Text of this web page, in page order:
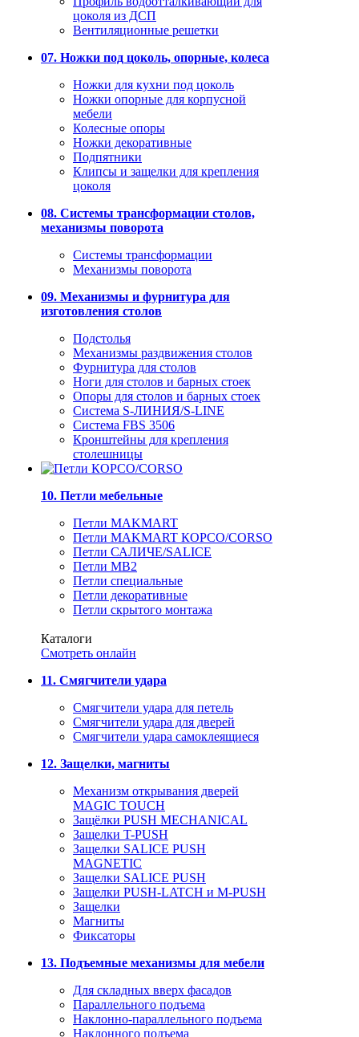
цоколя из ДСП
Вентиляционные решетки
07. Ножки под цоколь, опорные, колеса
Ножки для кухни под цоколь
Ножки опорные для корпусной
мебели
Колесные опоры
Ножки декоративные
Подпятники
Клипсы и защелки для крепления
цоколя
08. Системы трансформации столов,
механизмы поворота
Системы трансформации
Механизмы поворота
09. Механизмы и фурнитура для
изготовления столов
Подстолья
Механизмы раздвижения столов
Фурнитура для столов
Ноги для столов и барных стоек
Опоры для столов и барных стоек
Система S-ЛИНИЯ/S-LINE
Система FBS 3506
Кронштейны для крепления
столешницы
10. Петли мебельные
Петли MAKMART
Петли MAKMART КОРСО/CORSO
Петли САЛИЧЕ/SALICE
Петли MB2
Петли специальные
Петли декоративные
Петли скрытого монтажа
Каталоги
Смотреть онлайн
11. Смягчители удара
Смягчители удара для петель
Смягчители удара для дверей
Cмягчители удара самоклеящиеся
12. Защелки, магниты
Механизм открывания дверей
MAGIC TOUCH
Защёлки PUSH MECHANICAL
Защелки T-PUSH
Защелки SALICE PUSH
MAGNETIC
Защелки SALICE PUSH
Защелки PUSH-LATCH и M-PUSH
Защелки
Магниты
Фиксаторы
13. Подъемные механизмы для мебели
Для складных вверх фасадов
Параллельного подъема
Наклонно-параллельного подъема
Наклонного подъема